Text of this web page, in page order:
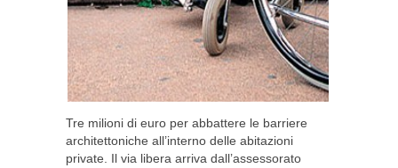
Tre milioni di euro per abbattere le barriere
architettoniche all’interno delle abitazioni
private. Il via libera arriva dall’assessorato